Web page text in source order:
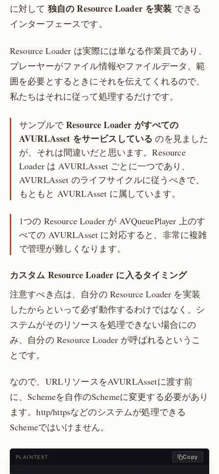
に対して 独自の Resource Loader を実装 できる
インターフェースです。
Resource Loader は実際には単なる作業員であり、
プレーヤーがファイル情報やファイルデータ、範
囲を必要とするときにそれを伝えてくれるので、
私たちはそれに従って処理するだけです。
サンプルでResource Loader がすべての
AVURLAsset をサービスしている のを見ました
が、それは間違いだと思います。Resource
Loader は AVURLAsset ごとに一つであり、
AVURLAsset のライフサイクルに従うべきで、
もともと AVURLAsset に属しています。
1つの Resource Loader が AVQueuePlayer 上のす
べての AVURLAsset に対応すると、非常に複雑
で管理が難しくなります。
カスタム Resource Loader に入るタイミング
注意すべき点は、自分の Resource Loader を実装
したからといって必ず動作するわけではなく、シ
ステムがそのリソースを処理できない場合にの
み、自分の Resource Loader が呼ばれるというこ
とです。
なので、URLリソースをAVURLAssetに渡す前
に、Schemeを自作のSchemeに変更する必要があり
ます。http/httpsなどのシステムが処理できる
Schemeではいけません。
PLAINTEXT Copy